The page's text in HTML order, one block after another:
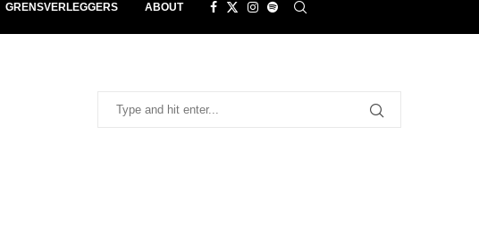
GRENSVERLEGGERS ABOUT